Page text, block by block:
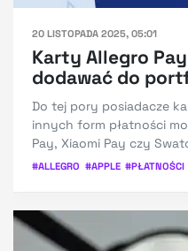
20 LISTOPADA 2025, 05:01
Karty Allegro
dodawać do
Do tej pory posiadacze
innych form płatności
Pay, Xiaomi Pay czy
#ALLEGRO #APPLE #PŁATNOŚCI